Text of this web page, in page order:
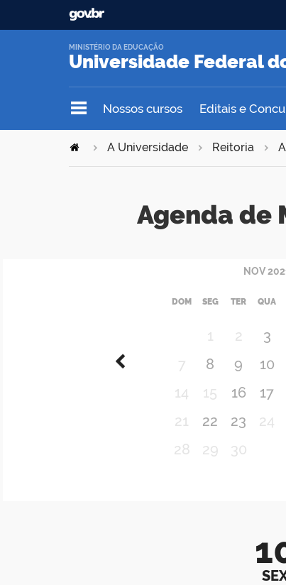
Universidade Federal
MINISTÉRIO DA EDUCAÇÃO
Nossos cursos Editais e
A Universidade Reitoria
Agenda de
NOV
DOM SEG TER QUA
1 2 3
7
8 9 10
14
15 16 17
21
22 23 24
28
29 30